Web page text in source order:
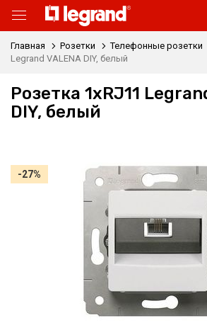
Главная Розетки Телефонные розетки
Legrand VALENA DIY, белый
Розетка 1xRJ11
DIY, белый
-27%